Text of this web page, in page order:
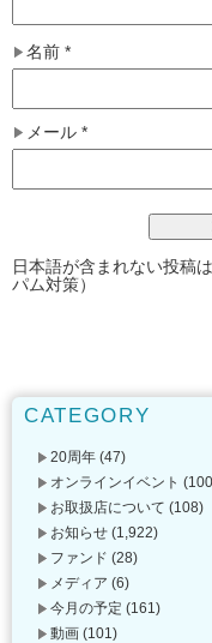
名前 *
メール *
日本語が含まれない投稿
パム対策）
CATEGORY
20周年 (47)
オンラインイベント
お取扱店について (108)
お知らせ (1,922)
ファンド (28)
メディア (6)
今月の予定 (161)
動画 (101)